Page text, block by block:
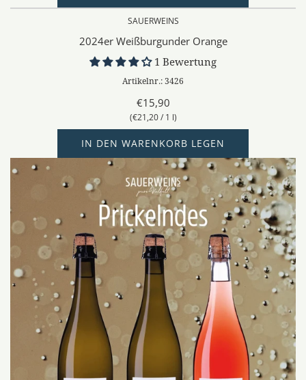
SAUERWEINS
2024er Weißburgunder Orange
1 Bewertung
Artikelnr.: 3426
€15,90
(€21,20 / 1 l)
IN DEN WARENKORB LEGEN